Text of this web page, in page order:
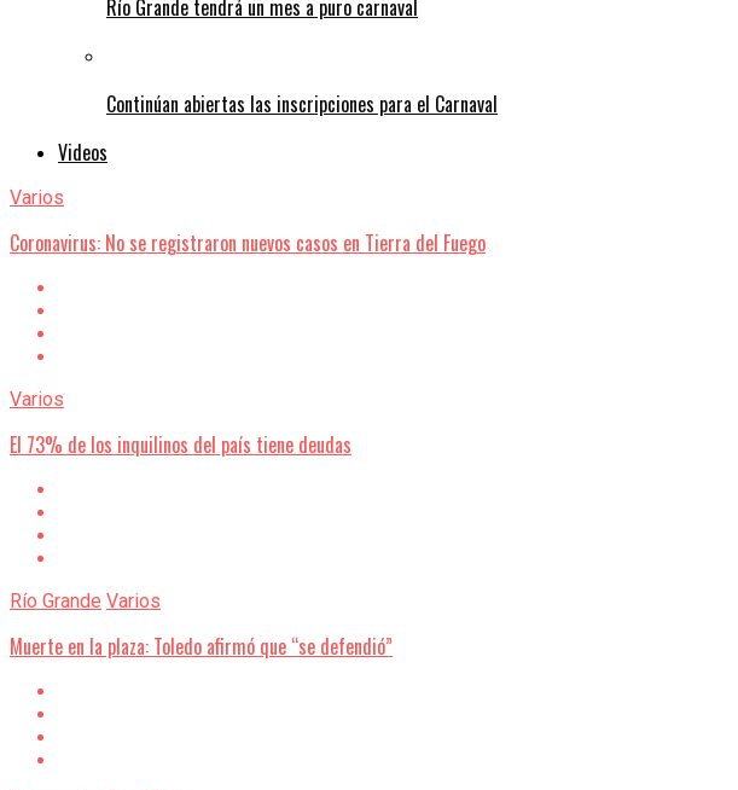
Río Grande tendrá un mes a puro carnaval
Continúan abiertas las inscripciones para el Carnaval
Videos
Varios
Coronavirus: No se registraron nuevos casos en Tierra del Fuego
Varios
El 73% de los inquilinos del país tiene deudas
Río Grande Varios
Muerte en la plaza: Toledo afirmó que “se defendió”